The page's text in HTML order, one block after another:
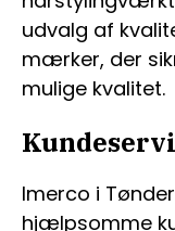
udvalg af
mærker, der
mulige kvalitet.
Imerco i
hjælpsomme